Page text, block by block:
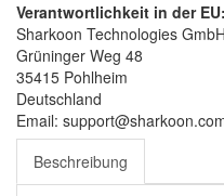
Verantwortlichkeit in der EU:
Sharkoon Technologies GmbH
Grüninger Weg 48
35415 Pohlheim
Deutschland
Email:
Beschreibung